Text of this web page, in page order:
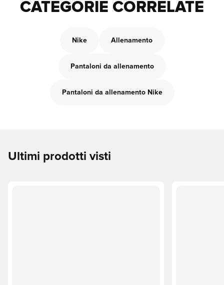
CATEGORIE CORRELATE
Nike Allenamento
Pantaloni da allenamento
Pantaloni da allenamento Nike
Ultimi prodotti visti